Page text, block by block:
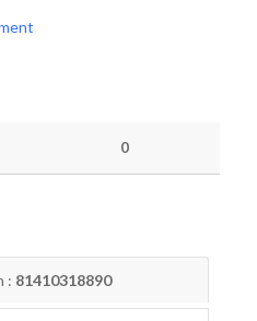
0
: 81410318890